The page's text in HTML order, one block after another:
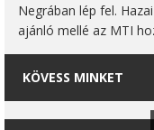
Negrában lép fel.
ajánló mellé az MTI
KÖVESS MINKET